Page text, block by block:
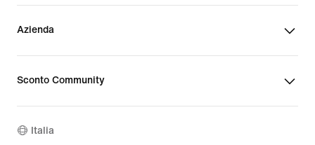
Azienda
Sconto Community
Italia